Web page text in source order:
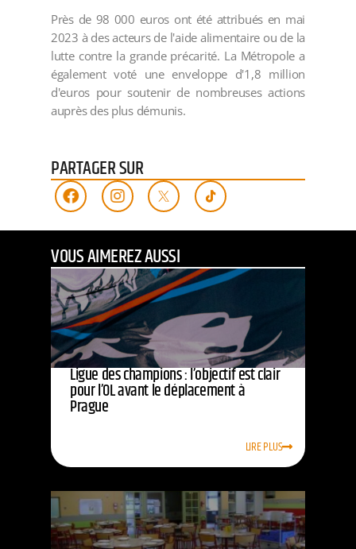
Près de 98 000 euros ont été attribués en mai
2023 à des acteurs de l'aide alimentaire ou de la
lutte contre la grande précarité. La Métropole a
également voté une enveloppe d'1,8 million
d'euros pour soutenir de nombreuses actions
auprès des plus démunis.
PARTAGER SUR
VOUS AIMEREZ AUSSI
Ligue des champions : l’objectif est clair
pour l’OL avant le déplacement à
Prague
LIRE PLUS